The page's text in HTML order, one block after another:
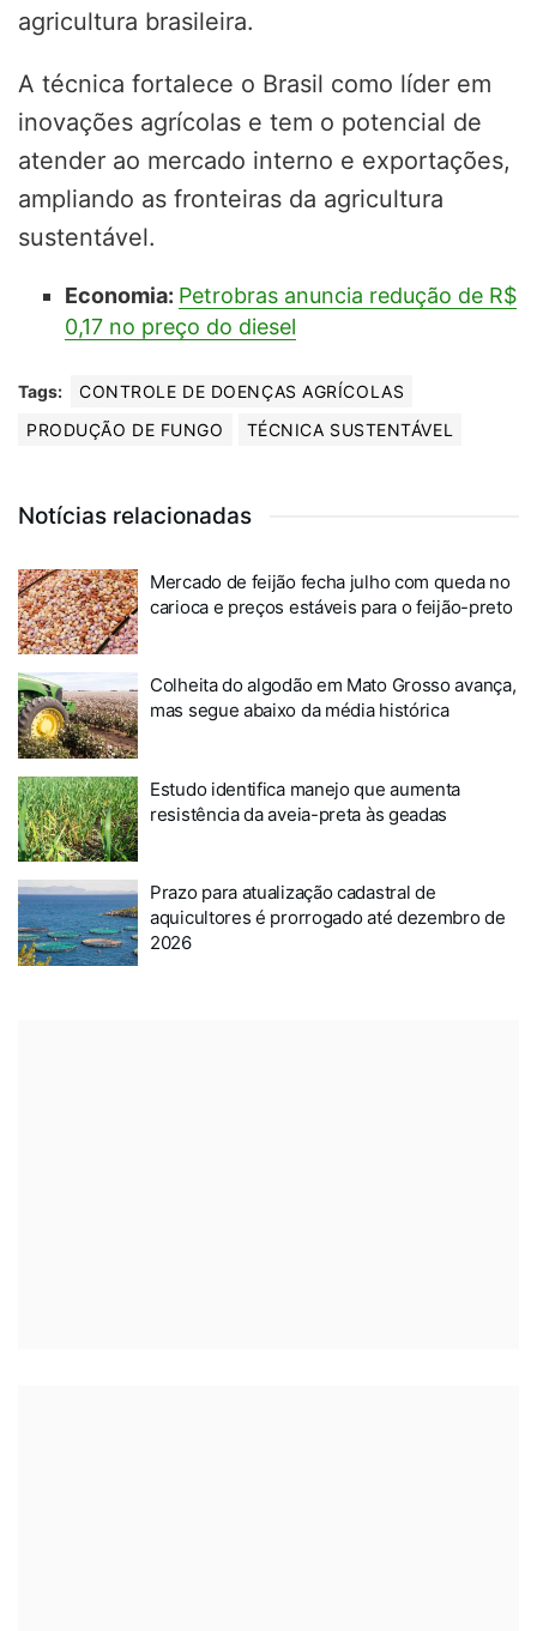
agricultura brasileira.
A técnica fortalece o Brasil como líder em
inovações agrícolas e tem o potencial de
atender ao mercado interno e exportações,
ampliando as fronteiras da agricultura
sustentável.
Economia: Petrobras anuncia redução de R$
0,17 no preço do diesel
Tags:
CONTROLE DE DOENÇAS AGRÍCOLAS
PRODUÇÃO DE FUNGO
TÉCNICA SUSTENTÁVEL
Notícias relacionadas
Mercado de feijão fecha julho com queda no
carioca e preços estáveis para o feijão-preto
Colheita do algodão em Mato Grosso avança,
mas segue abaixo da média histórica
Estudo identifica manejo que aumenta
resistência da aveia-preta às geadas
Prazo para atualização cadastral de
aquicultores é prorrogado até dezembro de
2026